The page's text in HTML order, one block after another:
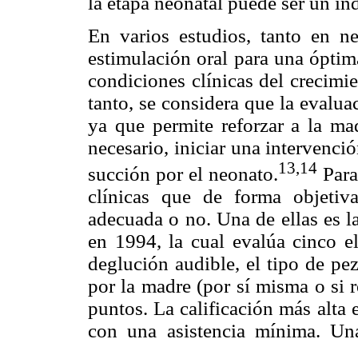
En varios estudios, tanto en
estimulación oral para una
condiciones clínicas del
tanto, se considera que la
ya que permite reforzar a la
necesario, iniciar una
succión por el neonato.13,14
clínicas que de forma
adecuada o no. Una de ellas es
en 1994, la cual evalúa cinco
deglución audible, el tipo de
por la madre (por sí misma o si
puntos. La calificación más alta
con una asistencia mínima.